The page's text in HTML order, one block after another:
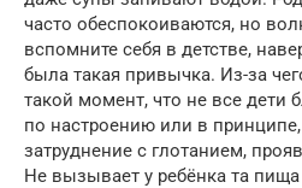
часто обеспокоиваются, но
вспомните себя в детстве,
была такая привычка. Из-за
такой момент, что не все дети
по настроению или в принципе,
затруднение с глотанием,
Не вызывает у ребёнка та